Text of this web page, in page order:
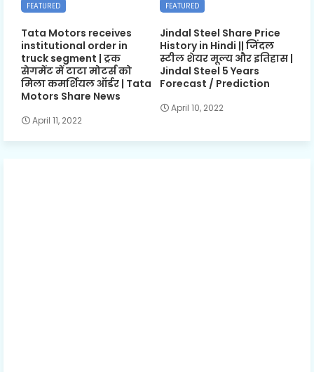
FEATURED
Tata Motors receives
institutional order in
truck segment | ट्रक
सेगमेंट में टाटा मोटर्स को
मिला कमर्शियल ऑर्डर | Tata
Motors Share News
April 11, 2022
FEATURED
Jindal Steel Share Price
History in Hindi || जिंदल
स्टील शेयर मूल्य और इतिहास |
Jindal Steel 5 Years
Forecast / Prediction
April 10, 2022